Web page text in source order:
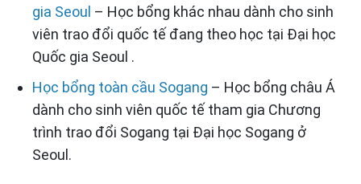
gia Seoul – Học bổng khác nhau dành cho sinh
viên trao đổi quốc tế đang theo học tại Đại học
Quốc gia Seoul .
Học bổng toàn cầu Sogang – Học bổng châu Á
dành cho sinh viên quốc tế tham gia Chương
trình trao đổi Sogang tại Đại học Sogang ở
Seoul.